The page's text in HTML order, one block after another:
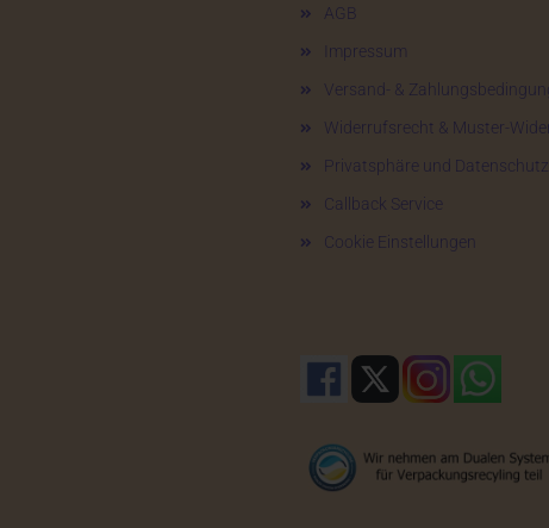
AGB
Impressum
Versand- &
Widerrufsrecht & Muster-
Privatsphäre und Datenschutz
Callback Service
Cookie Einstellungen